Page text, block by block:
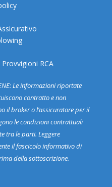
RCA
Le informazioni riportate
contratto e non
il broker o l’assicuratore per il
le condizioni contrattuali
tra le parti. Leggere
il fascicolo informativo di
della sottoscrizione.